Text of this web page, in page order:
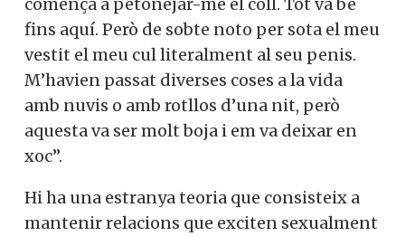
fins aquí. Però de sobte noto per sota el meu
vestit el meu cul literalment al seu penis.
M’havien passat diverses coses a la vida
amb nuvis o amb rotllos d’una nit, però
aquesta va ser molt boja i em va deixar en
xoc”.
Hi ha una estranya teoria que consisteix a
mantenir relacions que exciten sexualment